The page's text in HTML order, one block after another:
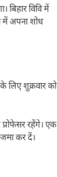
बिहार विवि में
में अपना शोध
लिए शुक्रवार को
प्रोफेसर रहेंगे। एक
कर दें।